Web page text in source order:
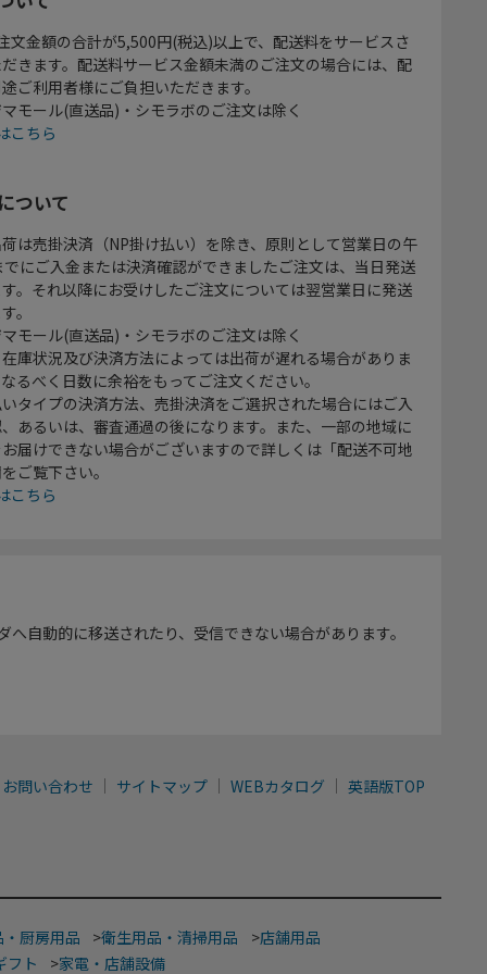
文金額の合計が5,500円(税込)以上で、配送料をサービスさ
きます。配送料サービス金額未満のご注文の場合には、配
ご利用者様にご負担いただきます。
モール(直送品)・シモラボのご注文は除く
こちら
ついて
は売掛決済（NP掛け払い）を除き、原則として営業日の午
にご入金または決済確認ができましたご注文は、当日発送
。それ以降にお受けしたご注文については翌営業日に発送
。
モール(直送品)・シモラボのご注文は除く
庫状況及び決済方法によっては出荷が遅れる場合がありま
るべく日数に余裕をもってご注文ください。
タイプの決済方法、売掛決済をご選択された場合にはご入
あるいは、審査通過の後になります。また、一部の地域に
届けできない場合がございますので詳しくは「配送不可地
ご覧下さい。
こちら
自動的に移送されたり、受信できない場合があります。
お問い合わせ サイトマップ WEBカタログ 英語版TOP
厨房用品 >衛生用品・清掃用品 >店舗用品
フト
>家電・店舗設備